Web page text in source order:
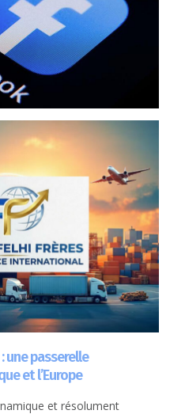
: une passerelle
et l’Europe
et résolument